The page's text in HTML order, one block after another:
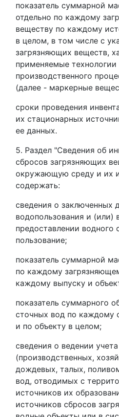
показатель суммарной
отдельно по каждому
веществу по каждому
в целом, в том числе с
загрязняющих веществ,
применяемые технологии
производственного
(далее - маркерные
сроки проведения
их стационарных
ее данных.
5. Раздел "Сведения об
сбросов загрязняющих
окружающую среду и их
содержать:
сведения о заключенных
водопользования и (или)
предоставлении водного
пользование;
показатель суммарной
по каждому
каждому выпуску и
показатель суммарного
сточных вод по каждому
и по объекту в целом;
сведения о ведении
(производственных,
дождевых, талых,
вод, отводимых с
источников их
источников сбросов